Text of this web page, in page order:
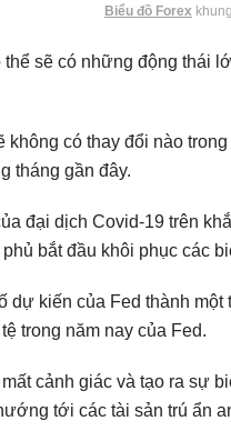
Biểu đồ Forex
sẽ có những động thái
có thay đổi nào
tháng gần đây.
đại dịch Covid-19 trên
bắt đầu khôi phục các
dự kiến ​​của Fed thành
trong năm nay của Fed.
cảnh giác và tạo ra sự
tới các tài sản trú ẩn